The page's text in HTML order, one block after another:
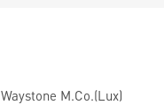
Waystone M.Co.(Lux)